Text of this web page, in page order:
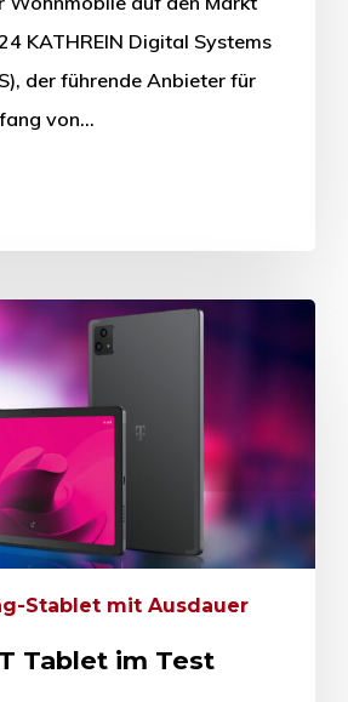
KATHREIN Digital Systems
der führende Anbieter für
von…
Stablet mit Ausdauer
Tablet im Test